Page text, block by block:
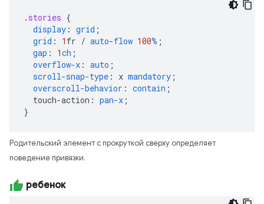
. stories {
display : grid ;
grid : 1 fr / auto-flow 100% ;
gap : 1ch ;
overflow-x : auto ;
scroll-snap-type : x mandatory ;
overscroll-behavior : contain ;
touch-action : pan-x ;
}
Родительский элемент с прокруткой сверху определяет
поведение привязки.
ребенок